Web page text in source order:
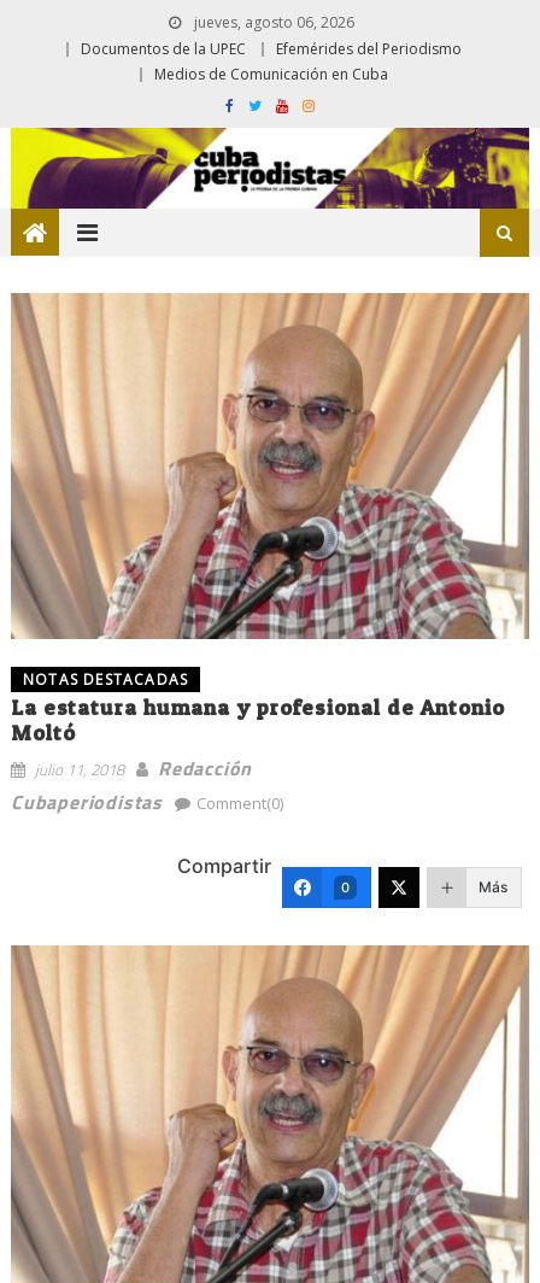
jueves, agosto 06, 2026
Documentos de la UPEC
Efemérides del Periodismo
Medios de Comunicación en Cuba
NOTAS DESTACADAS
La estatura humana y profesional de Antonio
Moltó
julio 11, 2018
Redacción
Cubaperiodistas
Comment(0)
Compartir
0 Más